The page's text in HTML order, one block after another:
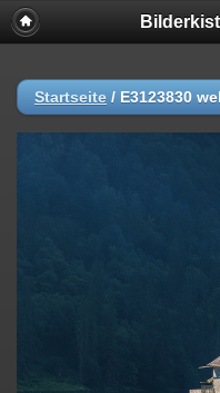
Startseite / E3123830